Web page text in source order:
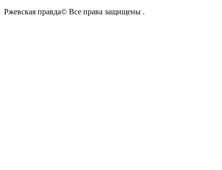
Ржевская правда© Все права защищены .